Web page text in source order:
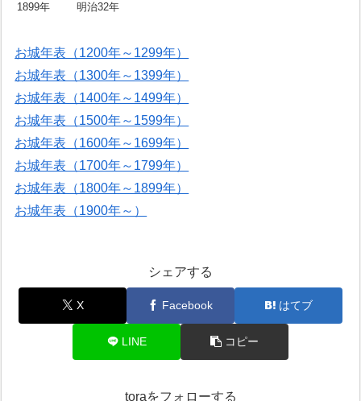
1899年
明治32年
お城年表（1200年～1299年）
お城年表（1300年～1399年）
お城年表（1400年～1499年）
お城年表（1500年～1599年）
お城年表（1600年～1699年）
お城年表（1700年～1799年）
お城年表（1800年～1899年）
お城年表（1900年～）
シェアする
X Facebook はてブ
LINE コピー
toraをフォローする